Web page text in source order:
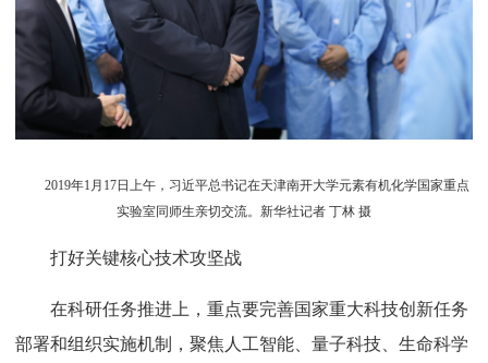
2019年1月17日上午，习近平总书记在天津南开大学元素有机化学国家重点
实验室同师生亲切交流。新华社记者 丁林 摄
打好关键核心技术攻坚战
在科研任务推进上，重点要完善国家重大科技创新任务
部署和组织实施机制，聚焦人工智能、量子科技、生命科学